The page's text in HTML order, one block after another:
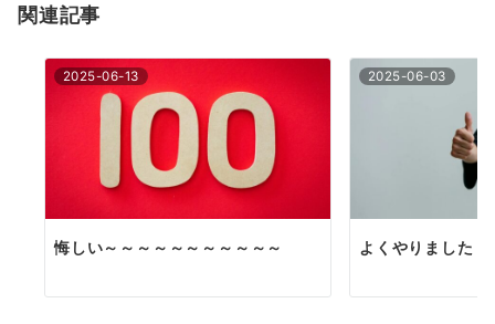
ン
関連記事
2025-06-13
悔しい～～～～～～～～～～～
2025-06-03
よくやりました！